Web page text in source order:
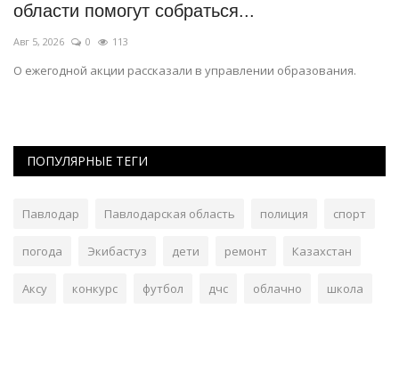
области помогут собраться...
Авг 5, 2026 0 113
О ежегодной акции рассказали в управлении образования.
ПОПУЛЯРНЫЕ ТЕГИ
Павлодар Павлодарская область полиция спорт
погода Экибастуз дети ремонт Казахстан
Аксу конкурс футбол дчс облачно школа